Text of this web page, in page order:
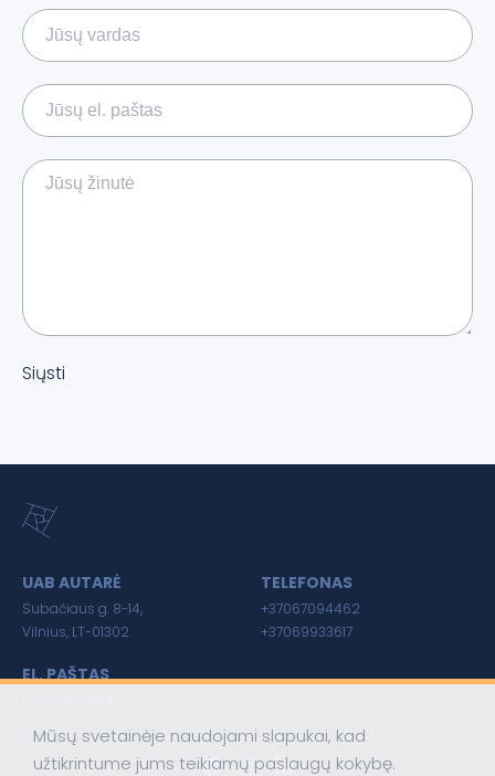
Siųsti
UAB AUTARĖ
Subačiaus g. 8-14,
Vilnius, LT-01302
TELEFONAS
+37067094462
+37069933617
EL. PAŠTAS
Mūsų svetainėje naudojami slapukai, kad
užtikrintume jums teikiamų paslaugų kokybę.